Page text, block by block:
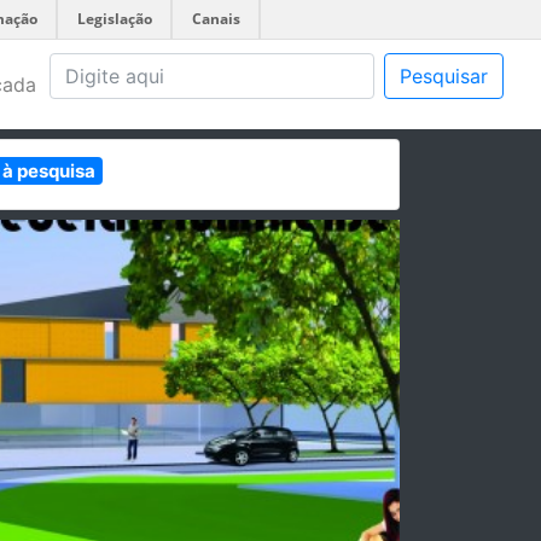
Legislação Canais
Pesquisar
pesquisa